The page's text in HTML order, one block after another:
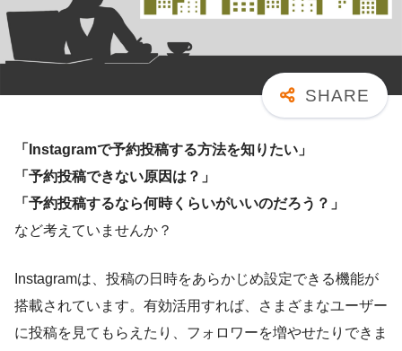
「Instagramで予約投稿する方法を知りたい」
「予約投稿できない原因は？」
「予約投稿するなら何時くらいがいいのだろう？」
など考えていませんか？
Instagramは、投稿の日時をあらかじめ設定できる機能が
搭載されています。有効活用すれば、さまざまなユーザー
に投稿を見てもらえたり、フォロワーを増やせたりできま